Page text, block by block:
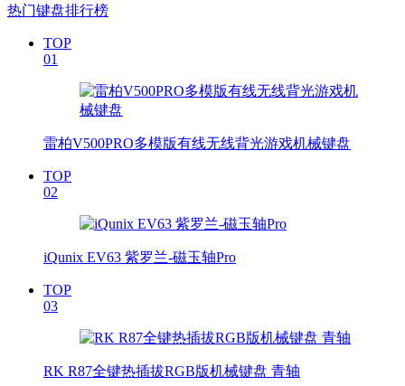
热门键盘排行榜
TOP
01
雷柏V500PRO多模版有线无线背光游戏机械键盘
TOP
02
iQunix EV63 紫罗兰-磁玉轴Pro
TOP
03
RK R87全键热插拔RGB版机械键盘 青轴